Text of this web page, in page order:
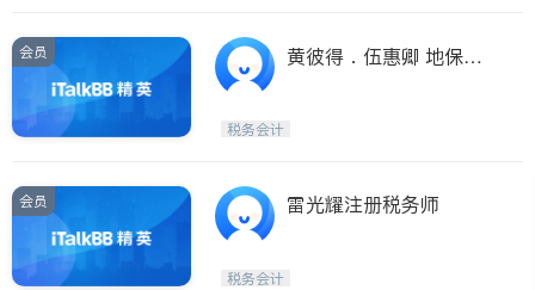
会员
黄彼得．伍惠卿 地保官
税务会计
会员 雷光耀注册税务师
税务会计